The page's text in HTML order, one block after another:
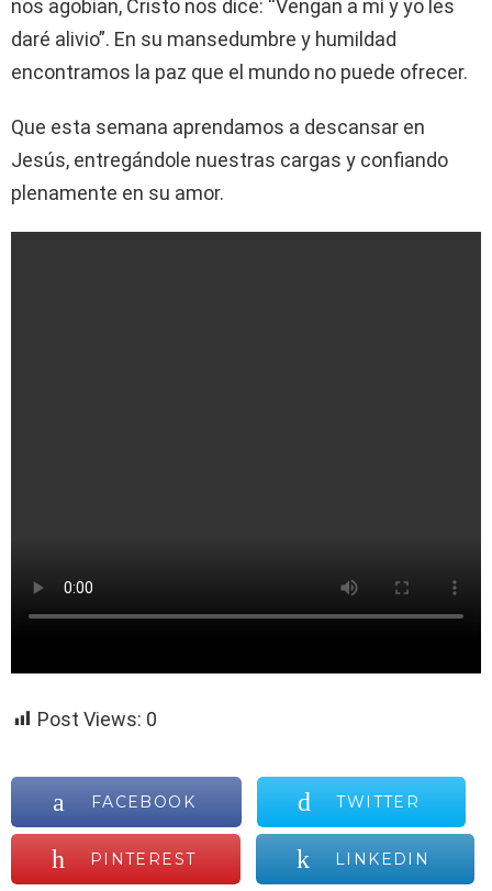
nos agobian, Cristo nos dice: “Vengan a mí y yo les
daré alivio”. En su mansedumbre y humildad
encontramos la paz que el mundo no puede ofrecer.
Que esta semana aprendamos a descansar en
Jesús, entregándole nuestras cargas y confiando
plenamente en su amor.
Post Views: 0
FACEBOOK TWITTER
PINTEREST LINKEDIN